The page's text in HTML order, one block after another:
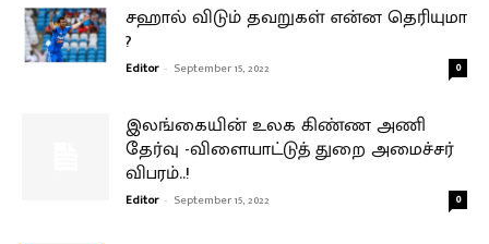
சஹால் விடும் தவறுகள் என்ன தெரியுமா
?
Editor - September 15, 2022 0
இலங்கையின் உலக கிண்ண அணி
தேர்வு -விளையாட்டுத் துறை அமைச்சர்
விபரம்..!
Editor - September 15, 2022 0